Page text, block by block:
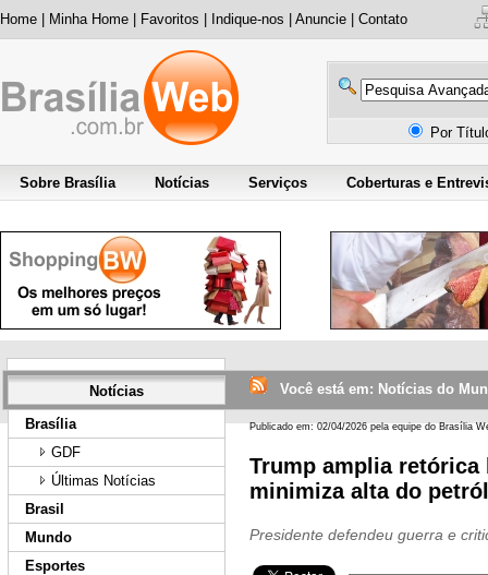
Home Minha Home Favoritos Indique-nos Anuncie Contato
Por
Sobre Brasília Notícias Serviços Coberturas e
Notícias Você está em: Notícias do
Brasília
GDF
Últimas Notícias
Brasil
Mundo
Esportes
Publicado em: 02/04/2026 pela equipe do Brasília
Trump amplia retórica
minimiza alta do
Presidente defendeu guerra e